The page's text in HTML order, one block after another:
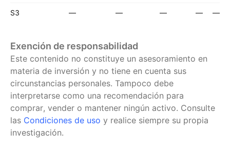
S3 — — — — —
Exención de responsabilidad
Este contenido no constituye un asesoramiento en
materia de inversión y no tiene en cuenta sus
circunstancias personales. Tampoco debe
interpretarse como una recomendación para
comprar, vender o mantener ningún activo. Consulte
las Condiciones de uso y realice siempre su propia
investigación.